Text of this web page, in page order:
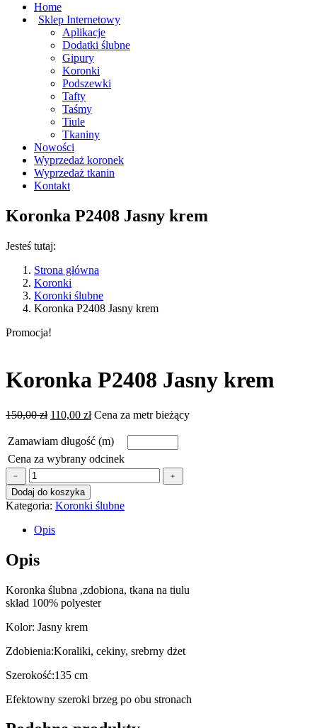
Home
Sklep Internetowy
Aplikacje
Dodatki ślubne
Gipury
Koronki
Podszewki
Tafty
Taśmy
Tiule
Tkaniny
Nowości
Wyprzedaż koronek
Wyprzedaż tkanin
Kontakt
Koronka P2408 Jasny krem
Jesteś tutaj:
Strona główna
Koronki
Koronki ślubne
Koronka P2408 Jasny krem
Promocja!
Koronka P2408 Jasny krem
150,00zł Pierwotna
wynosiła:
150,00 zł.
110,00 złAktualna
wynosi:
110,00 zł.
Cena za metr bieżący
Zamawiam długość (m)
Cena za wybrany odcinek
ilość
Koronka
P2408
Jasny
﹣
﹢
Dodaj do koszyka
Kategoria: Koronki ślubne
Opis
Opis
Koronka ślubna ,zdobiona, tkana na tiulu
skład 100% polyester
Kolor: Jasny krem
Zdobienia:Koraliki, cekiny, srebrny dżet
Szerokość:135 cm
Efektowny szeroki brzeg po obu stronach